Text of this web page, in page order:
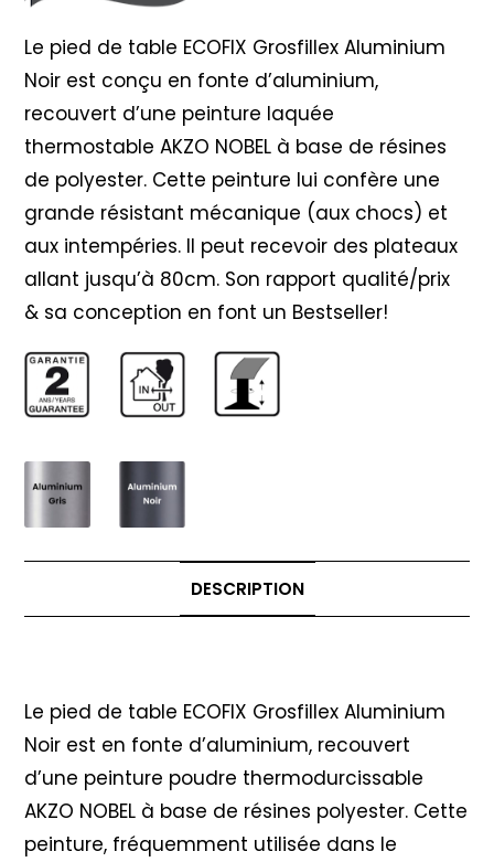
Le pied de table ECOFIX Grosfillex Aluminium
Noir est conçu en fonte d’aluminium,
recouvert d’une peinture laquée
thermostable AKZO NOBEL à base de résines
de polyester. Cette peinture lui confère une
grande résistant mécanique (aux chocs) et
aux intempéries. Il peut recevoir des plateaux
allant jusqu’à 80cm. Son rapport qualité/prix
& sa conception en font un Bestseller!
DESCRIPTION
Le pied de table ECOFIX Grosfillex Aluminium
Noir est en fonte d’aluminium, recouvert
d’une peinture poudre thermodurcissable
AKZO NOBEL à base de résines polyester. Cette
peinture, fréquemment utilisée dans le